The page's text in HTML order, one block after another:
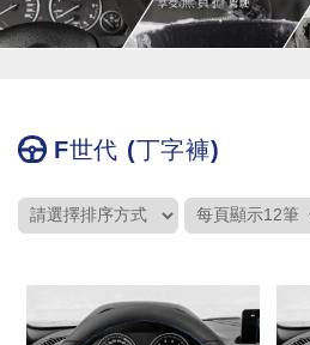
F世代 (丁字褲)
追蹤清單